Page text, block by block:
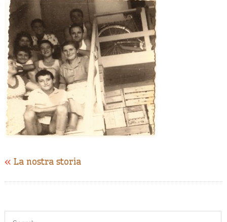
Famiglia
Lago
Negli
Anni
’50.
« La nostra storia